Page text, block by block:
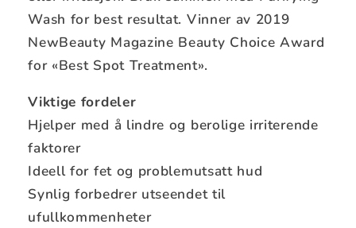
Wash for best resultat. Vinner av 2019
NewBeauty Magazine Beauty Choice Award
for «Best Spot Treatment».
Viktige fordeler
Hjelper med å lindre og berolige irriterende
faktorer
Ideell for fet og problemutsatt hud
Synlig forbedrer utseendet til
ufullkommenheter